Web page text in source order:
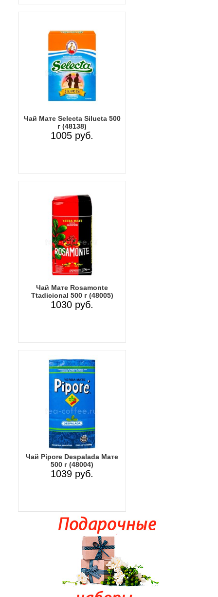
Чай Мате Selecta Silueta 500
г (48138)
1005 руб.
Чай Мате Rosamonte
Ttadicional 500 г (48005)
1030 руб.
Чай Pipore Despalada Мате
500 г (48004)
1039 руб.